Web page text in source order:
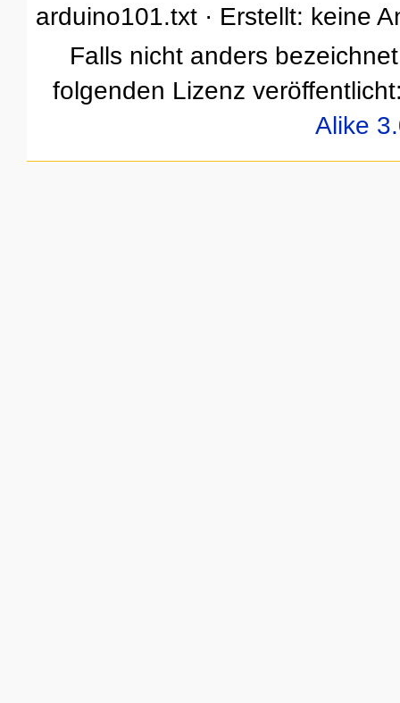
arduino101.txt · Erstellt: keine
Falls nicht anders
folgenden Lizenz
Alike